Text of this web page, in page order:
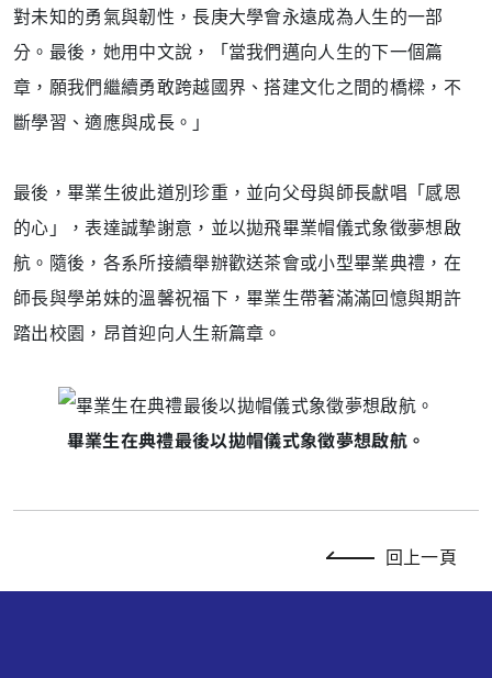
對未知的勇氣與韌性，長庚大學會永遠成為人生的一部
分。最後，她用中文說，「當我們邁向人生的下一個篇
章，願我們繼續勇敢跨越國界、搭建文化之間的橋樑，不
斷學習、適應與成長。」
最後，畢業生彼此道別珍重，並向父母與師長獻唱「感恩
的心」，表達誠摯謝意，並以拋飛畢業帽儀式象徵夢想啟
航。隨後，各系所接續舉辦歡送茶會或小型畢業典禮，在
師長與學弟妹的溫馨祝福下，畢業生帶著滿滿回憶與期許
踏出校園，昂首迎向人生新篇章。
畢業生在典禮最後以拋帽儀式象徵夢想啟航。
回上一頁